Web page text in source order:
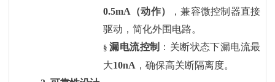
0.5mA（动作）
，兼容微控制器直接
驱动，简化外围电路。
§漏电流控制 ：关断状态下漏电流最
大10nA ，确保高关断隔离度。